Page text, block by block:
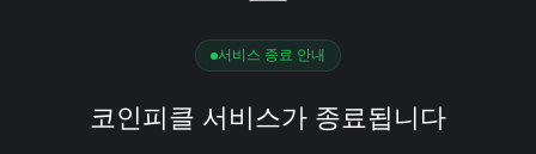
서비스 종료 안내
코인피클 서비스가 종료됩니다